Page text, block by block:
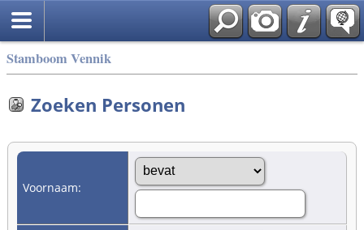
Stamboom Vennik
Zoeken Personen
Voornaam: